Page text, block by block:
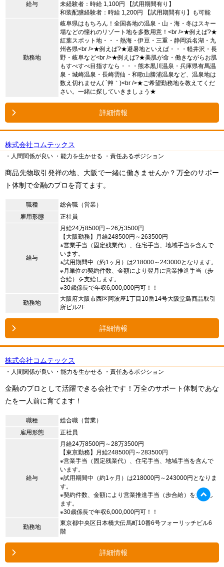
給与
未経験者：時給 1,100円 【試用期間有り】
和装配膳経験者：時給 1,200円 【試用期間有り】も可能
勤務地
岐阜県はもちろん！全国各地の温泉・山・海・冬はスキー
場などの憧れのリゾート地を多数用意！<br />★例えば?★
紅葉スポット地・・・熱海・伊豆・三重・静岡浜名湖・九
州各県<br />★例えば?★避暑地といえば・・・軽井沢・長
野・岐阜など<br />★例えば?★美肌が命・働きながらお肌
もすべすべ目指すなら・・・熊本黒川温泉・兵庫県有馬温
泉・城崎温泉・長崎雲仙・和歌山勝浦温泉など、温泉地は
数え切れません( ´艸｀)<br />★ご希望勤務地を教えてくだ
さい。一緒に探していきましょう★
詳細情報
株式会社コムテックス
・人間関係が良い ・能力を生かせる ・責任あるポジション
商品先物取引発祥の地、大阪で一緒に働きませんか？万全のサポー
ト体制で金融のプロを育てます。
職種
総合職（営業）
雇用形態
正社員
給与
月給24万8500円～26万3500円
【大阪勤務】月給248500円～263500円
※営業手当（固定残業代）、住宅手当、地域手当を含んで
います。
※試用期間中（約1ヶ月）は218000～243000となります。
※月単位の契約件数、金額により翌月に営業推進手当（歩
合給）を支給します。
※30歳係長で年収6,000,000円可！！
勤務地
大阪府大阪市西区阿波座1丁目10番14号大阪堂島商品取引
所ビル2F
詳細情報
株式会社コムテックス
・人間関係が良い ・能力を生かせる ・責任あるポジション
金融のプロとして活躍できる会社です！万全のサポート体制であな
たを一人前に育てます！
職種
総合職（営業）
雇用形態
正社員
給与
月給24万8500円～28万3500円
【東京勤務】月給248500円～283500円
※営業手当（固定残業代）、住宅手当、地域手当を含んで
います。
※試用期間中（約1ヶ月）は218000円～243000円となりま
す。
※契約件数、金額により営業推進手当（歩合給）を支給し
ます。
※30歳係長で年収6,000,000円可！！
勤務地
東京都中央区日本橋大伝馬町10番6号フォーリッチビル6
階
詳細情報